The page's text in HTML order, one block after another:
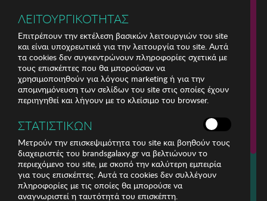
Για τηλεφωνικές παραγγελίες καλέστε
211 18 94 400
(Δευτέρα έως Παρασκευή 9:30 - 14:30 & 24ώρες Φωνητική Πύλη)
ΛΕΙΤΟΥΡΓΙΚΟΤΗΤΑΣ
Επιτρέπουν την εκτέλεση βασικών λειτουργιών του site
και είναι υποχρεωτικά για την λειτουργία του site. Αυτά
τα cookies δεν συγκεντρώνουν πληροφορίες σχετικά με
τους επισκέπτες που θα μπορούσαν να
χρησιμοποιηθούν για λόγους marketing ή για την
απομνημόνευση των σελίδων του site στις οποίες έχουν
περιηγηθεί και λήγουν με το κλείσιμο του browser.
ΣΤΑΤΙΣΤΙΚΩΝ
Μετρούν την επισκεψιμότητα του site και βοηθούν τους
διαχειριστές του brandsgalaxy.gr να βελτιώνουν το
περιεχόμενο του site, με σκοπό την καλύτερη εμπειρία
για τους επισκέπτες. Αυτά τα cookies δεν συλλέγουν
πληροφορίες με τις οποίες θα μπορούσε να
αναγνωριστεί η ταυτότητά του επισκέπτη.